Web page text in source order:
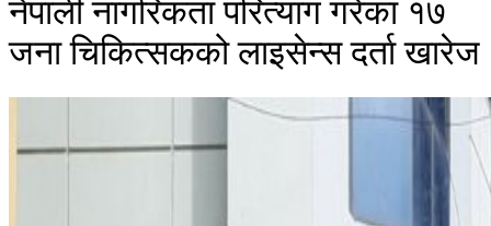
नेपाली नागरिकता परित्याग गरेका १७
जना चिकित्सकको लाइसेन्स दर्ता खारेज